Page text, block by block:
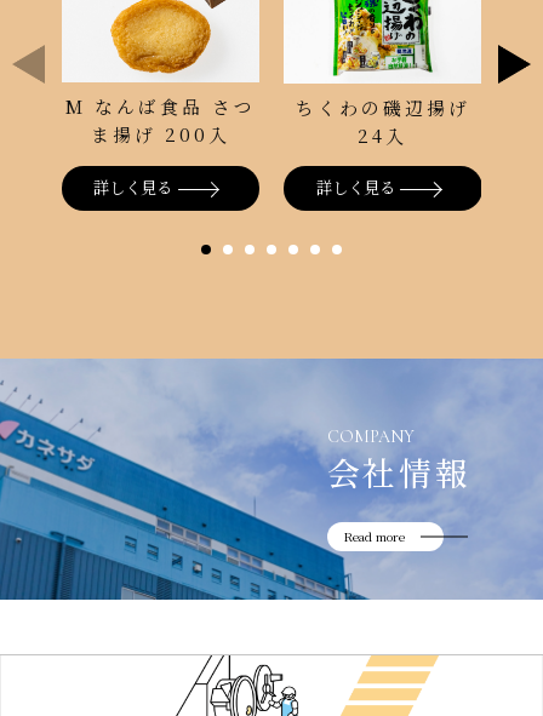
M なんば食品 さつ
ま揚げ 200入
詳しく見る
ちくわの磯辺揚げ
24入
詳しく見る
COMPANY
会社情報
Read more